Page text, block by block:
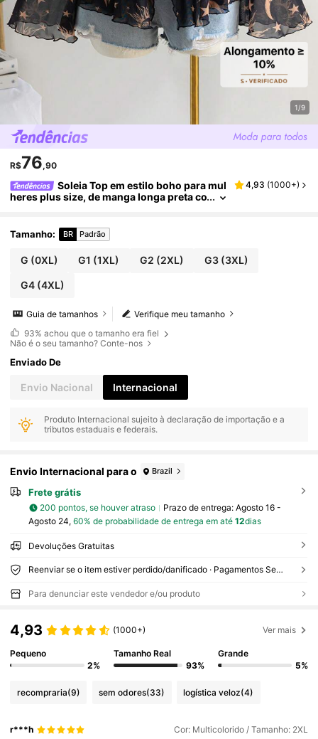
1/9
R$76,90
Soleia Top em estilo boho para mul
heres plus size, de manga longa preta co
s aulas. Top feminino para Natal e Ano Novo
4,93 (1000+)
Tamanho: BR Padrão
G (0XL) G1 (1XL) G2 (2XL) G3(3XL)
G4(4XL)
Verifique meu tamanho
Guia de tamanhos
93% achou que o tamanho era fiel
Não é o seu tamanho? Conte-nos
Enviado De
Envio Nacional Internacional
Produto Internacional sujeito à declaração de importação e a
tributos estaduais e federais.
Envio Internacional para o Brazil
Frete grátis
200 pontos, se houver atraso Prazo de entrega: Agosto 16 -
Agosto 24, 60% de probabilidade de entrega em até 12dias
Devoluções Gratuitas
Reenviar se o item estiver perdido/danificado · Pagamentos Seguros · Proteção de privacidade
Para denunciar este vendedor e/ou produto
4,93 (1000+) Ver mais
Pequeno
2%
Tamanho Real
93%
Grande
5%
recompraria(9) sem odores(33) logística veloz(4)
r***h Cor: Multicolorido / Tamanho: 2XL